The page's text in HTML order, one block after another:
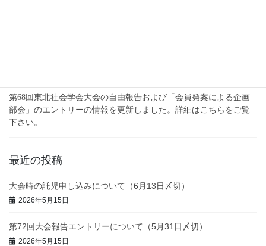
第68回東北社会学会大会の自由報告および「会員発案による企画
部会」のエントリーの情報を更新しました。詳細はこちらをご覧
下さい。
最近の投稿
大会時の託児申し込みについて（6月13日〆切）
2026年5月15日
第72回大会報告エントリーについて（5月31日〆切）
2026年5月15日